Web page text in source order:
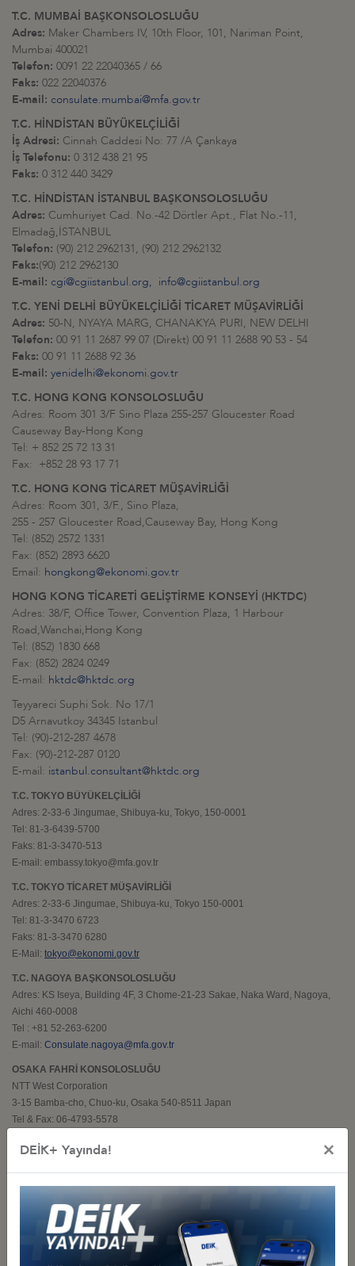
T.C. MUMBAİ BAŞKONSOLOSLUĞU
Adres: Maker Chambers IV, 10th Floor, 101, Nariman Point,
Mumbai 400021
Telefon: 0091 22 22040365 / 66
Faks: 022 22040376
E-mail: consulate.mumbai@mfa.gov.tr
T.C. HİNDİSTAN BÜYÜKELÇİLİĞİ
İş Adresi: Cinnah Caddesi No: 77 /A Çankaya
İş Telefonu: 0 312 438 21 95
Faks: 0 312 440 3429
T.C. HİNDİSTAN İSTANBUL BAŞKONSOLOSLUĞU
Adres: Cumhuriyet Cad. No.-42 Dörtler Apt., Flat No.-11,
Elmadağ,İSTANBUL
Telefon: (90) 212 2962131, (90) 212 2962132
Faks:(90) 212 2962130
E-mail: cgi@cgiistanbul.org, info@cgiistanbul.org
T.C. YENİ DELHİ BÜYÜKELÇİLİĞİ TİCARET MÜŞAVİRLİĞİ
Adres: 50-N, NYAYA MARG, CHANAKYA PURI, NEW DELHI
Telefon: 00 91 11 2687 99 07 (Direkt) 00 91 11 2688 90 53 - 54
Faks: 00 91 11 2688 92 36
E-mail: yenidelhi@ekonomi.gov.tr
T.C. HONG KONG KONSOLOSLUĞU
Adres: Room 301 3/F Sino Plaza 255-257 Gloucester Road
Causeway Bay-Hong Kong
Tel: + 852 25 72 13 31
Fax: +852 28 93 17 71
T.C. HONG KONG TİCARET MÜŞAVİRLİĞİ
Adres: Room 301, 3/F., Sino Plaza,
255 - 257 Gloucester Road,Causeway Bay, Hong Kong
Tel: (852) 2572 1331
Fax: (852) 2893 6620
Email: hongkong@ekonomi.gov.tr
HONG KONG TİCARETİ GELİŞTİRME KONSEYİ (HKTDC)
Adres: 38/F, Office Tower, Convention Plaza, 1 Harbour
Road,Wanchai,Hong Kong
Tel: (852) 1830 668
Fax: (852) 2824 0249
E-mail: hktdc@hktdc.org
Teyyareci Suphi Sok. No 17/1
D5 Arnavutkoy 34345 Istanbul
Tel: (90)-212-287 4678
Fax: (90)-212-287 0120
E-mail: istanbul.consultant@hktdc.org
T.C. TOKYO BÜYÜKELÇİLİĞİ
Adres: 2-33-6 Jingumae, Shibuya-ku, Tokyo, 150-0001
Tel: 81-3-6439-5700
Faks: 81-3-3470-513
E-mail: embassy.tokyo@mfa.gov.tr
T.C. TOKYO TİCARET MÜŞAVİRLİĞİ
Adres: 2-33-6 Jingumae, Shibuya-ku, Tokyo 150-0001
Tel: 81-3-3470 6723
Faks: 81-3-3470 6280
E-Mail: tokyo@ekonomi.gov.tr
T.C. NAGOYA BAŞKONSOLOSLUĞU
Adres: KS Iseya, Building 4F, 3 Chome-21-23 Sakae, Naka Ward, Nagoya,
Aichi 460-0008
Tel : +81 52-263-6200
E-mail: Consulate.nagoya@mfa.gov.tr
OSAKA FAHRİ KONSOLOSLUĞU
NTT West Corporation
3-15 Bamba-cho, Chuo-ku, Osaka 540-8511 Japan
Tel & Fax: 06-4793-5578
FUKUOKA FAHRİ KONSOLOSLUĞU
Kyushu Railway Company
Adres: 3-25-21 Hakataekimae, Hakata-ku, Fukuoka 812-8566 Japan
Faks: 092-474-2737
JAPONYA ANKARA BÜYÜKELÇİLİĞİ
Adres: Japonya Büyükelçiliği, Reşit Galip Caddesi, No.: 81, G.O.P., 06692,
DEİK+ Yayında! ×